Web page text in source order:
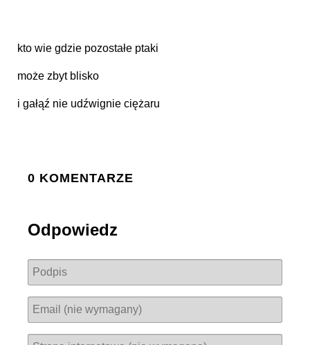
kto wie gdzie pozostałe ptaki
może zbyt blisko
i gałąź nie udźwignie ciężaru
0 KOMENTARZE
Odpowiedz